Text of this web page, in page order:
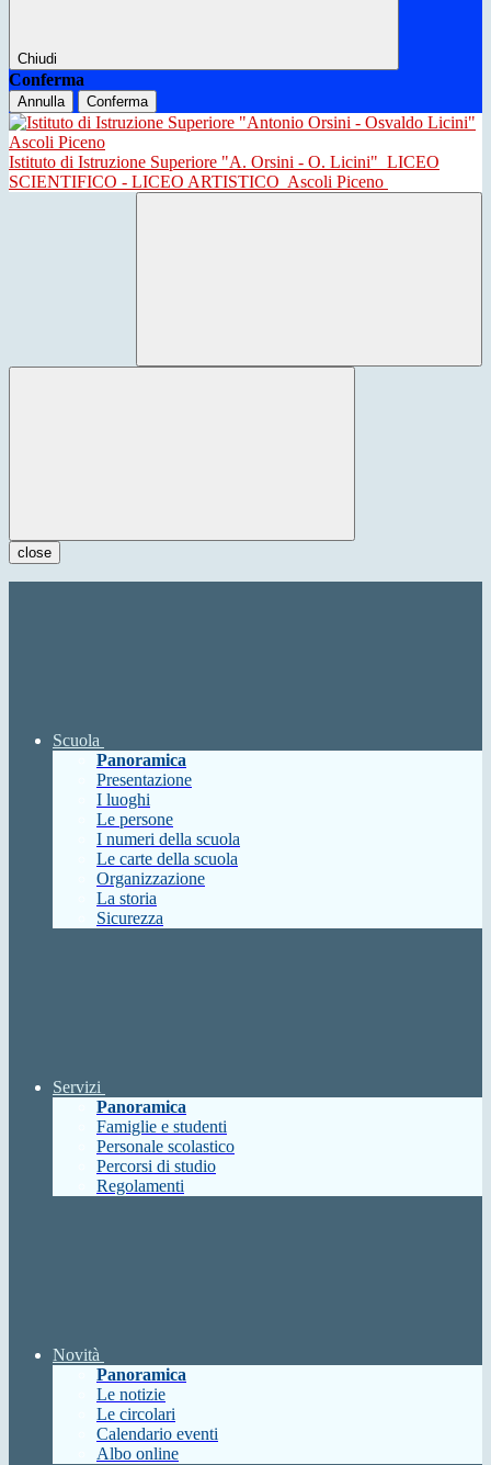
Chiudi
Conferma
Annulla Conferma
Istituto di Istruzione Superiore "A. Orsini - O. Licini" LICEO
SCIENTIFICO - LICEO ARTISTICO Ascoli Piceno
close
Scuola
Panoramica
Presentazione
I luoghi
Le persone
I numeri della scuola
Le carte della scuola
Organizzazione
La storia
Sicurezza
Servizi
Panoramica
Famiglie e studenti
Personale scolastico
Percorsi di studio
Regolamenti
Novità
Panoramica
Le notizie
Le circolari
Calendario eventi
Albo online